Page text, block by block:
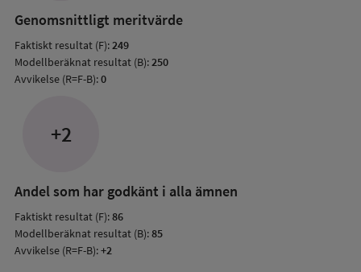
Genomsnittligt meritvärde
Faktiskt resultat (F):249
Modellberäknat resultat (B):250
Avvikelse (R=F-B):0
+2
Andel som har godkänt i alla ämnen
Faktiskt resultat (F):86
Modellberäknat resultat (B):85
Avvikelse (R=F-B):+2